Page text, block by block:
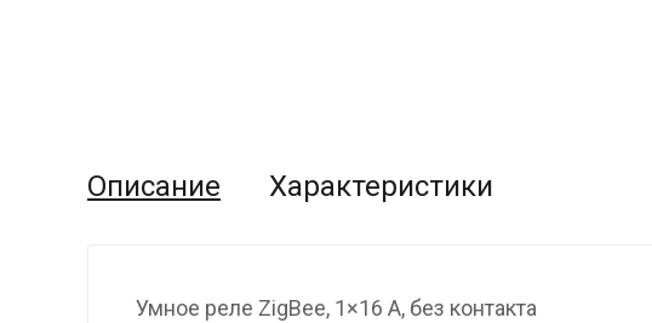
Описание Характеристики
Умное реле ZigBee, 1×16 А, без контакта